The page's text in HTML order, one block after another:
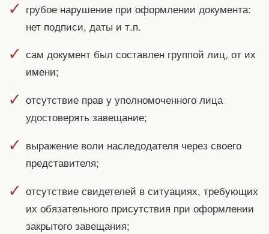
грубое нарушение при оформлении документа:
нет подписи, даты и т.п.
сам документ был составлен группой лиц, от их
имени;
отсутствие прав у уполномоченного лица
удостоверять завещание;
выражение воли наследодателя через своего
представителя;
отсутствие свидетелей в ситуациях, требующих
их обязательного присутствия при оформлении
закрытого завещания;